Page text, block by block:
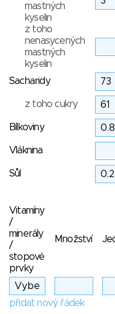
mastných
kyselin
z toho
nenasycených
mastných
kyselin
Sacharidy
z toho cukry
Bílkoviny
Vláknina
Sůl
Vitamíny
/
minerály
/
stopové
prvky
Množství
přidat nový řádek